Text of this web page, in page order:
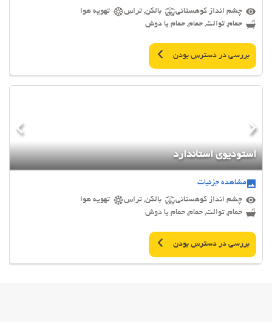
چشم انداز کوهستانی
بالکن, تراس
تهویه هوا
حمام, توالت, حمام, حمام یا دوش
بررسی در دسترس بودن
استودیوی استاندارد
مشاهده جزئیات
چشم انداز کوهستانی
بالکن, تراس
تهویه هوا
حمام, توالت, حمام, حمام یا دوش
بررسی در دسترس بودن